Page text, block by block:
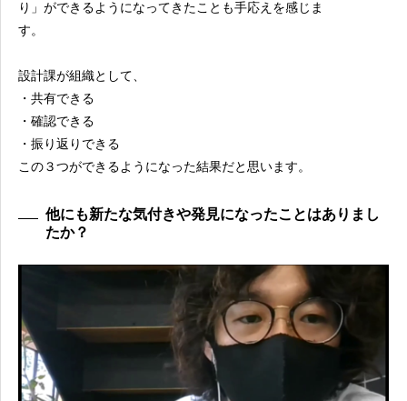
り」ができるようになってきたことも手応えを感じま
す。
設計課が組織として、
・共有できる
・確認できる
・振り返りできる
この３つができるようになった結果だと思います。
他にも新たな気付きや発見になったことはありまし
たか？